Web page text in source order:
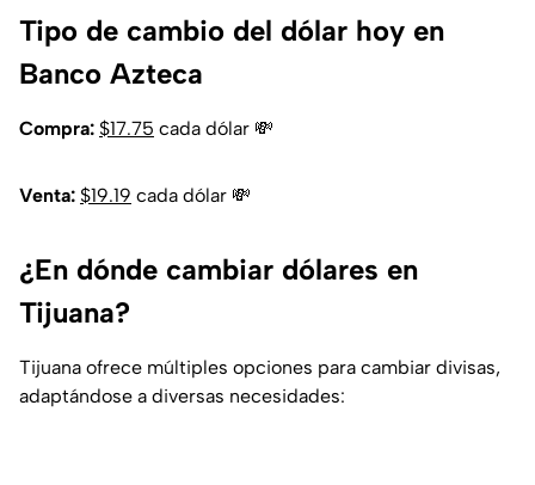
Tipo de cambio del dólar hoy en
Banco Azteca
Compra: $17.75 cada dólar 💸
Venta: $19.19 cada dólar 💸
¿En dónde cambiar dólares en
Tijuana?
Tijuana ofrece múltiples opciones para cambiar divisas,
adaptándose a diversas necesidades: